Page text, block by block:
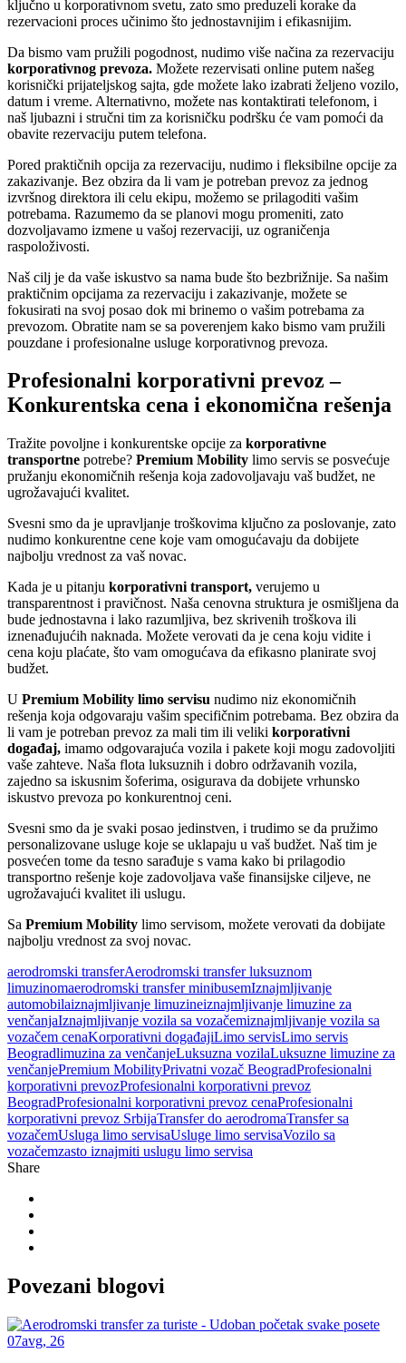
ključno u korporativnom svetu, zato smo preduzeli korake da
rezervacioni proces učinimo što jednostavnijim i efikasnijim.
Da bismo vam pružili pogodnost, nudimo više načina za rezervaciju
korporativnog prevoza. Možete rezervisati online putem našeg
korisnički prijateljskog sajta, gde možete lako izabrati željeno vozilo,
datum i vreme. Alternativno, možete nas kontaktirati telefonom, i
naš ljubazni i stručni tim za korisničku podršku će vam pomoći da
obavite rezervaciju putem telefona.
Pored praktičnih opcija za rezervaciju, nudimo i fleksibilne opcije za
zakazivanje. Bez obzira da li vam je potreban prevoz za jednog
izvršnog direktora ili celu ekipu, možemo se prilagoditi vašim
potrebama. Razumemo da se planovi mogu promeniti, zato
dozvoljavamo izmene u vašoj rezervaciji, uz ograničenja
raspoloživosti.
Naš cilj je da vaše iskustvo sa nama bude što bezbrižnije. Sa našim
praktičnim opcijama za rezervaciju i zakazivanje, možete se
fokusirati na svoj posao dok mi brinemo o vašim potrebama za
prevozom. Obratite nam se sa poverenjem kako bismo vam pružili
pouzdane i profesionalne usluge korporativnog prevoza.
Profesionalni korporativni prevoz –
Konkurentska cena i ekonomična rešenja
Tražite povoljne i konkurentske opcije za korporativne
transportne potrebe? Premium Mobility limo servis se posvećuje
pružanju ekonomičnih rešenja koja zadovoljavaju vaš budžet, ne
ugrožavajući kvalitet.
Svesni smo da je upravljanje troškovima ključno za poslovanje, zato
nudimo konkurentne cene koje vam omogućavaju da dobijete
najbolju vrednost za vaš novac.
Kada je u pitanju korporativni transport, verujemo u
transparentnost i pravičnost. Naša cenovna struktura je osmišljena da
bude jednostavna i lako razumljiva, bez skrivenih troškova ili
iznenađujućih naknada. Možete verovati da je cena koju vidite i
cena koju plaćate, što vam omogućava da efikasno planirate svoj
budžet.
U Premium Mobility limo servisu nudimo niz ekonomičnih
rešenja koja odgovaraju vašim specifičnim potrebama. Bez obzira da
li vam je potreban prevoz za mali tim ili veliki korporativni
događaj, imamo odgovarajuća vozila i pakete koji mogu zadovoljiti
vaše zahteve. Naša flota luksuznih i dobro održavanih vozila,
zajedno sa iskusnim šoferima, osigurava da dobijete vrhunsko
iskustvo prevoza po konkurentnoj ceni.
Svesni smo da je svaki posao jedinstven, i trudimo se da pružimo
personalizovane usluge koje se uklapaju u vaš budžet. Naš tim je
posvećen tome da tesno sarađuje s vama kako bi prilagodio
transportno rešenje koje zadovoljava vaše finansijske ciljeve, ne
ugrožavajući kvalitet ili uslugu.
Sa Premium Mobility limo servisom, možete verovati da dobijate
najbolju vrednost za svoj novac.
aerodromski transferAerodromski transfer luksuznom
limuzinomaerodromski transfer minibusemIznajmljivanje
automobilaiznajmljivanje limuzineiznajmljivanje limuzine za
venčanjaIznajmljivanje vozila sa vozačemiznajmljivanje vozila sa
vozačem cenaKorporativni događajiLimo servisLimo servis
Beogradlimuzina za venčanjeLuksuzna vozilaLuksuzne limuzine za
venčanjePremium MobilityPrivatni vozač BeogradProfesionalni
korporativni prevozProfesionalni korporativni prevoz
BeogradProfesionalni korporativni prevoz cenaProfesionalni
korporativni prevoz SrbijaTransfer do aerodromaTransfer sa
vozačemUsluga limo servisaUsluge limo servisaVozilo sa
vozačemzasto iznajmiti uslugu limo servisa
Share
Povezani blogovi
07avg, 26